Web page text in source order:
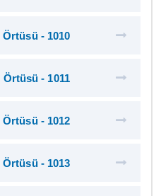
Örtüsü - 1010
Örtüsü - 1011
Örtüsü - 1012
Örtüsü - 1013